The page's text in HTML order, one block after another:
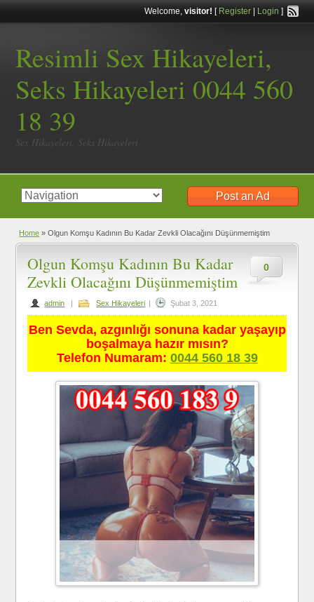
Welcome, visitor! [ Register| Login ]
Resimli Sex Hikayeleri,
Seks Hikayeleri 0044 560
18 39
Sex Hikayeleri, Seks Hikayeleri
Post an Ad
Home » Olgun Komşu Kadının Bu Kadar Zevkli Olacağını Düşünmemiştim
0
Olgun Komşu Kadının Bu Kadar
Zevkli Olacağını Düşünmemiştim
admin | Sex Hikayeleri | Şubat 3, 2021
Ben Sevda, azgınlığı sonuna kadar yaşayıp
boşalmaya hazır mısın?
Telefon Numaram: 0044 560 18 39